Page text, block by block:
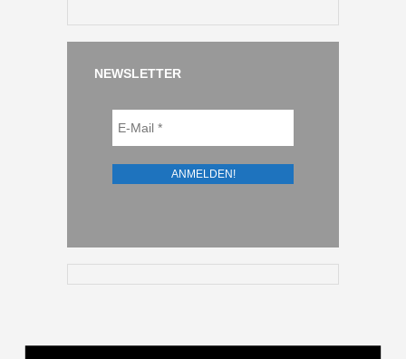
NEWSLETTER